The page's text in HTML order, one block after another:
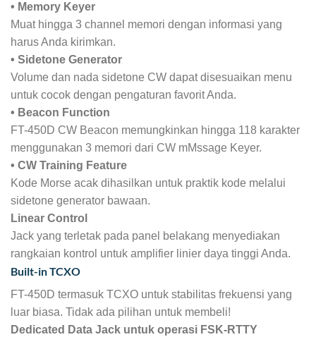
• Memory Keyer
Muat hingga 3 channel memori dengan informasi yang
harus Anda kirimkan.
• Sidetone Generator
Volume dan nada sidetone CW dapat disesuaikan menu
untuk cocok dengan pengaturan favorit Anda.
• Beacon Function
FT-450D CW Beacon memungkinkan hingga 118 karakter
menggunakan 3 memori dari CW mMssage Keyer.
• CW Training Feature
Kode Morse acak dihasilkan untuk praktik kode melalui
sidetone generator bawaan.
Linear Control
Jack yang terletak pada panel belakang menyediakan
rangkaian kontrol untuk amplifier linier daya tinggi Anda.
Built-in TCXO
FT-450D termasuk TCXO untuk stabilitas frekuensi yang
luar biasa. Tidak ada pilihan untuk membeli!
Dedicated Data Jack untuk operasi FSK-RTTY